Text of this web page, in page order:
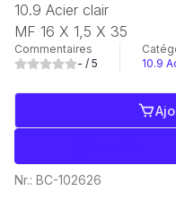
10.9 Acier clair
MF 16 X 1,5 X 35
Commentaires
- / 5
10.9
Nr.: BC-102626